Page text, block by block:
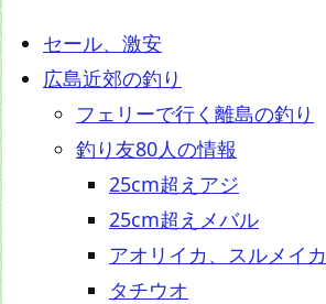
セール、激安
広島近郊の釣り
フェリーで行く離島の釣り
釣り友80人の情報
25cm超えアジ
25cm超えメバル
アオリイカ、スルメイカ
タチウオ